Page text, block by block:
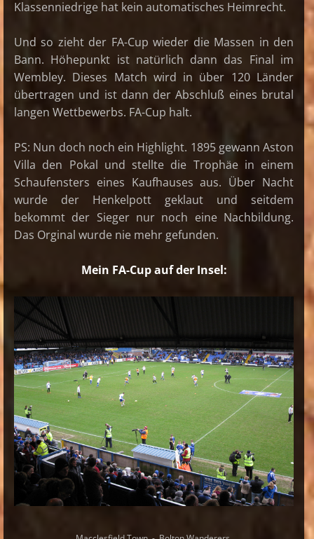
Klassenniedrige hat kein automatisches Heimrecht.
Und so zieht der FA-Cup wieder die Massen in den
Bann. Höhepunkt ist natürlich dann das Final im
Wembley. Dieses Match wird in über 120 Länder
übertragen und ist dann der Abschluß eines brutal
langen Wettbewerbs. FA-Cup halt.
PS: Nun doch noch ein Highlight. 1895 gewann Aston
Villa den Pokal und stellte die Trophäe in einem
Schaufensters eines Kaufhauses aus. Über Nacht
wurde der Henkelpott geklaut und seitdem
bekommt der Sieger nur noch eine Nachbildung.
Das Orginal wurde nie mehr gefunden.
Mein FA-Cup auf der Insel: